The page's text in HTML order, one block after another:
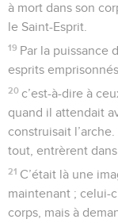
à mort dans son
le Saint-Esprit.
19 Par la puissance
esprits emprisonnés,
20 c’est-à-dire à
quand il attendait
construisait
tout, entrèrent dans
21 C’était là une
maintenant ; celui-
corps, mais à